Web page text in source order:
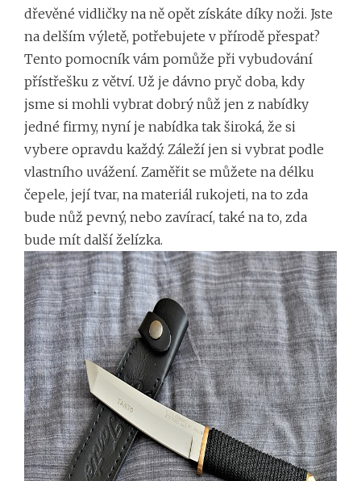
dřevěné vidličky na ně opět získáte díky noži. Jste
na delším výletě, potřebujete v přírodě přespat?
Tento pomocník vám pomůže při vybudování
přístřešku z větví. Už je dávno pryč doba, kdy
jsme si mohli vybrat dobrý nůž jen z nabídky
jedné firmy, nyní je nabídka tak široká, že si
vybere opravdu každý. Záleží jen si vybrat podle
vlastního uvážení. Zaměřit se můžete na délku
čepele, její tvar, na materiál rukojeti, na to zda
bude nůž pevný, nebo zavírací, také na to, zda
bude mít další želízka.